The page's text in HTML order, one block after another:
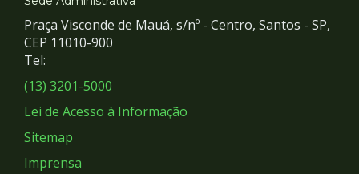
e
Redes
Sociais
Praça Visconde de Mauá, s/nº - Centro, Santos - SP,
CEP 11010-900
Tel:
(13) 3201-5000
Lei de Acesso à Informação
Sitemap
Imprensa